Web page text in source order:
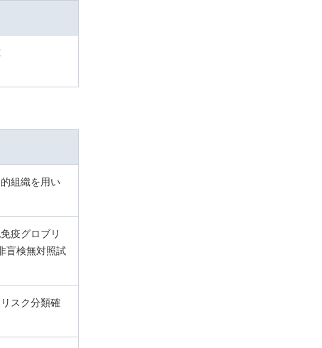
組織を用い
疫グロブリ
盲検無対照試
スク分類確